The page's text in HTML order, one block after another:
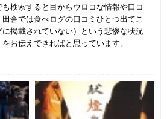
検索すると目からウロコな情報や口コ
舎では食べログの口コミひとつ出てこ
掲載されていない）という悲惨な状況
お伝えできればと思っています。